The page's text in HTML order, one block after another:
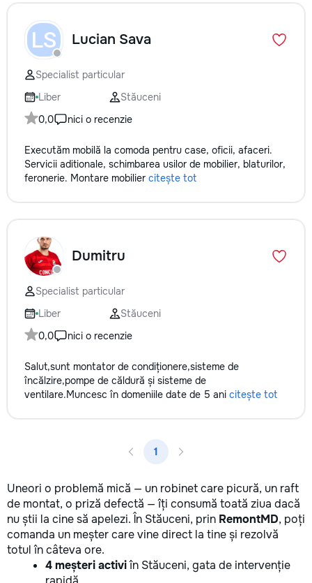
LS Lucian Sava
Specialist particular
Liber
Stăuceni
0,0
nici o recenzie
Executăm mobilă la comoda pentru case, oficii, afaceri.
Servicii aditionale, schimbarea usilor de mobilier, blaturilor,
feronerie. Montare mobilier citește tot
Dumitru
Specialist particular
Liber
Stăuceni
0,0
nici o recenzie
Salut,sunt montator de condiționere,sisteme de
încălzire,pompe de căldură și sisteme de
ventilare.Muncesc în domeniile date de 5 ani citește tot
1
Uneori o problemă mică — un robinet care picură, un raft
de montat, o priză defectă — îți consumă toată ziua dacă
nu știi la cine să apelezi. În Stăuceni, prin RemontMD, poți
comanda un meșter care vine direct la tine și rezolvă
totul în câteva ore.
4 meșteri activiîn Stăuceni, gata de intervenție